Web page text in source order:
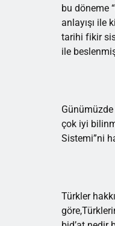
bu döneme
anlayışı ile
tarihi fikir
ile
çok iyi
Sistemi”ni
Türkler